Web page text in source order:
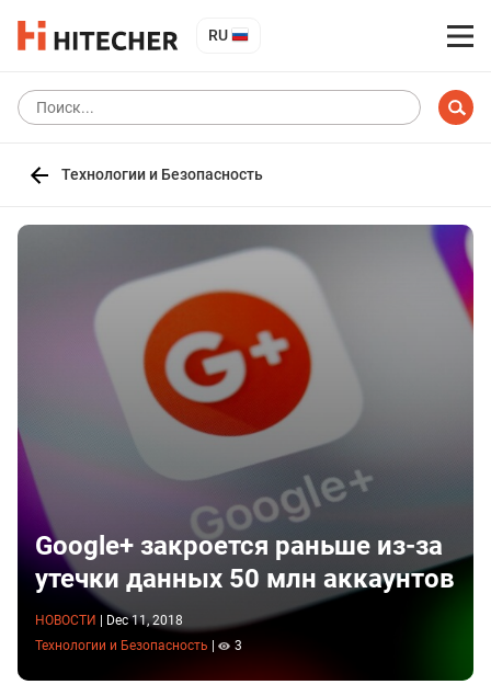
RU
Технологии и Безопасность
Google+ закроется раньше из-за
утечки данных 50 млн аккаунтов
НОВОСТИ
Dec 11, 2018
Технологии и Безопасность
3